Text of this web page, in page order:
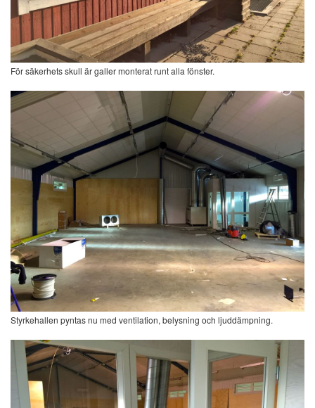
För säkerhets skull är galler monterat runt alla fönster.
Styrkehallen pyntas nu med ventilation, belysning och ljuddämpning.